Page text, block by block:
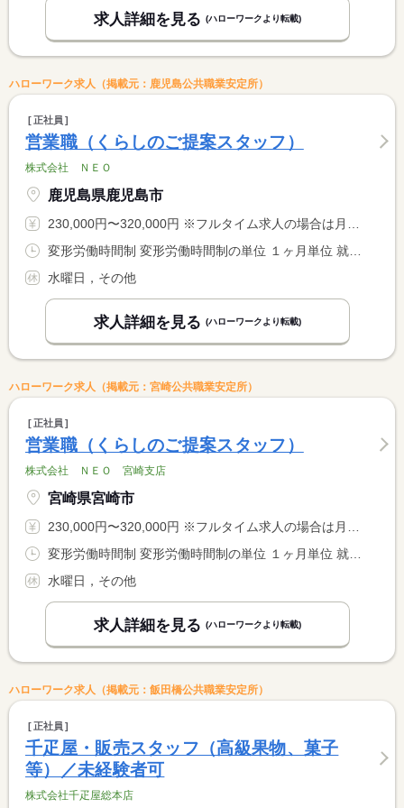
求人詳細を見る (ハローワークより転載)
ハローワーク求人（掲載元：鹿児島公共職業安定所）
正社員
営業職（くらしのご提案スタッフ）
株式会社 ＮＥＯ
鹿児島県鹿児島市
230,000円〜320,000円 ※フルタイム求人の場合は月額（換算額）、パート求人の場合は時間額を表示しています。
変形労働時間制 変形労働時間制の単位 １ヶ月単位 就業時間１ 10時00分〜19時30分
水曜日，その他
求人詳細を見る (ハローワークより転載)
ハローワーク求人（掲載元：宮崎公共職業安定所）
正社員
営業職（くらしのご提案スタッフ）
株式会社 ＮＥＯ 宮崎支店
宮崎県宮崎市
230,000円〜320,000円 ※フルタイム求人の場合は月額（換算額）、パート求人の場合は時間額を表示しています。
変形労働時間制 変形労働時間制の単位 １ヶ月単位 就業時間１ 10時00分〜19時30分
水曜日，その他
求人詳細を見る (ハローワークより転載)
ハローワーク求人（掲載元：飯田橋公共職業安定所）
正社員
千疋屋・販売スタッフ（高級果物、菓子
等）／未経験者可
株式会社千疋屋総本店